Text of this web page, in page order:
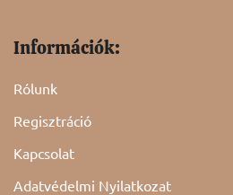
Információk:
Rólunk
Regisztráció
Kapcsolat
Adatvédelmi Nyilatkozat